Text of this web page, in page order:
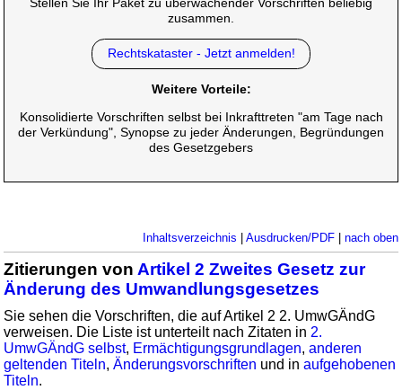
zusammen.
Rechtskataster - Jetzt anmelden!
Weitere Vorteile:
Konsolidierte Vorschriften selbst bei Inkrafttreten "am Tage nach
der Verkündung", Synopse zu jeder Änderungen, Begründungen
des Gesetzgebers
Inhaltsverzeichnis Ausdrucken/PDF| nach oben
Zitierungen von Artikel 2 Zweites Gesetz zur
Änderung des Umwandlungsgesetzes
Sie sehen die Vorschriften, die auf Artikel 2 2. UmwGÄndG
verweisen. Die Liste ist unterteilt nach Zitaten in 2.
UmwGÄndG selbst, Ermächtigungsgrundlagen,anderen
geltenden Titeln,Änderungsvorschriften und inaufgehobenen
Titeln.